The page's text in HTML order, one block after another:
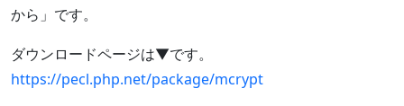
から」です。
ダウンロードページは▼です。
https://pecl.php.net/package/mcrypt